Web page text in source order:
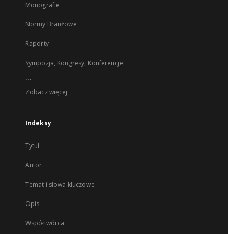
Monografie
Normy Branżowe
Raporty
Sympozja, Kongresy, Konferencje
...
Zobacz więcej
Indeksy
Tytuł
Autor
Temat i słowa kluczowe
Opis
Współtwórca